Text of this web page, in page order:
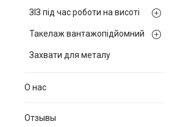
ЗІЗ під час роботи на висоті
Такелаж вантажопідйомний
Захвати для металу
О нас
Отзывы